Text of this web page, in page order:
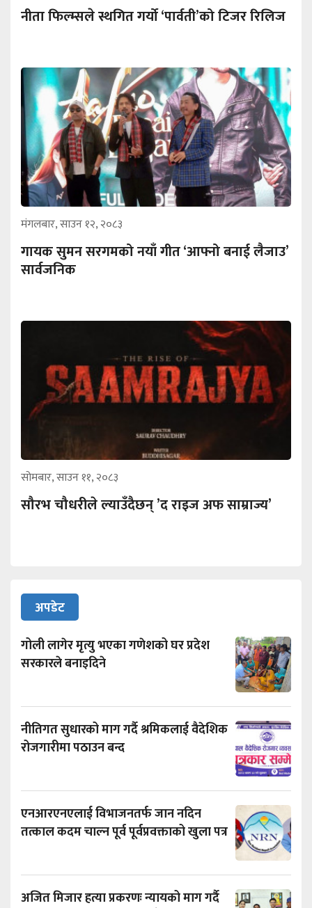
नीता फिल्म्सले स्थगित गर्यो ‘पार्वती’को टिजर रिलिज
मंगलबार, साउन १२, २०८३
गायक सुमन सरगमको नयाँ गीत ‘आफ्नो बनाई लैजाउ’
सार्वजनिक
सोमबार, साउन ११, २०८३
सौरभ चौधरीले ल्याउँदैछन् ’द राइज अफ साम्राज्य’
अपडेट
गोली लागेर मृत्यु भएका गणेशको घर प्रदेश
सरकारले बनाइदिने
नीतिगत सुधारको माग गर्दै श्रमिकलाई वैदेशिक
रोजगारीमा पठाउन बन्द
एनआरएनएलाई विभाजनतर्फ जान नदिन
तत्काल कदम चाल्न पूर्व पूर्वप्रवक्ताको खुला पत्र
अजित मिजार हत्या प्रकरणः न्यायको माग गर्दै